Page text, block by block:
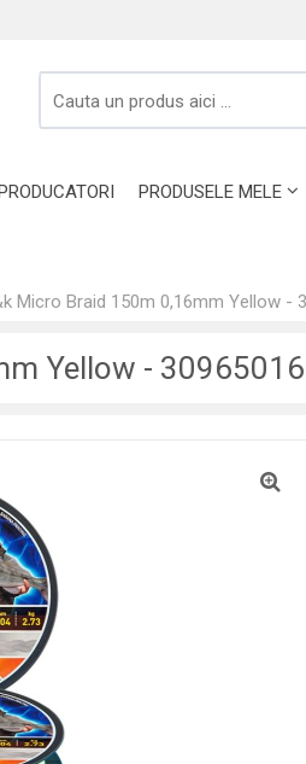
PRODUSELE MELE
Micro Braid 150m 0,16mm Yellow -
Yellow - 30965016